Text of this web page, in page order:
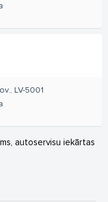
LV-5001
autoservisu iekārtas